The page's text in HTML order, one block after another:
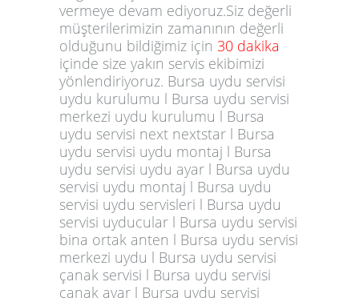
vermeye devam ediyoruz.Siz değerli
müşterilerimizin zamanının değerli
olduğunu bildiğimiz için 30 dakika
içinde size yakın servis ekibimizi
yönlendiriyoruz. Bursa uydu servisi
uydu kurulumu l Bursa uydu servisi
merkezi uydu kurulumu l Bursa
uydu servisi next nextstar l Bursa
uydu servisi uydu montaj l Bursa
uydu servisi uydu ayar l Bursa uydu
servisi uydu montaj l Bursa uydu
servisi uydu servisleri l Bursa uydu
servisi uyducular l Bursa uydu servisi
bina ortak anten l Bursa uydu servisi
merkezi uydu l Bursa uydu servisi
çanak servisi l Bursa uydu servisi
çanak ayar l Bursa uydu servisi